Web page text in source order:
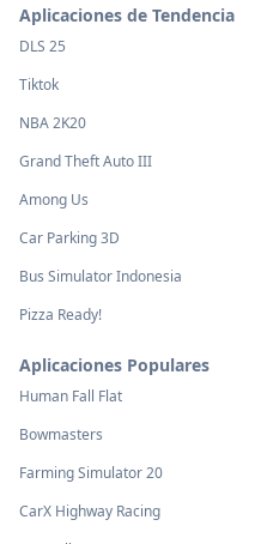
Aplicaciones de Tendencia
DLS 25
Tiktok
NBA 2K20
Grand Theft Auto III
Among Us
Car Parking 3D
Bus Simulator Indonesia
Pizza Ready!
Aplicaciones Populares
Human Fall Flat
Bowmasters
Farming Simulator 20
CarX Highway Racing